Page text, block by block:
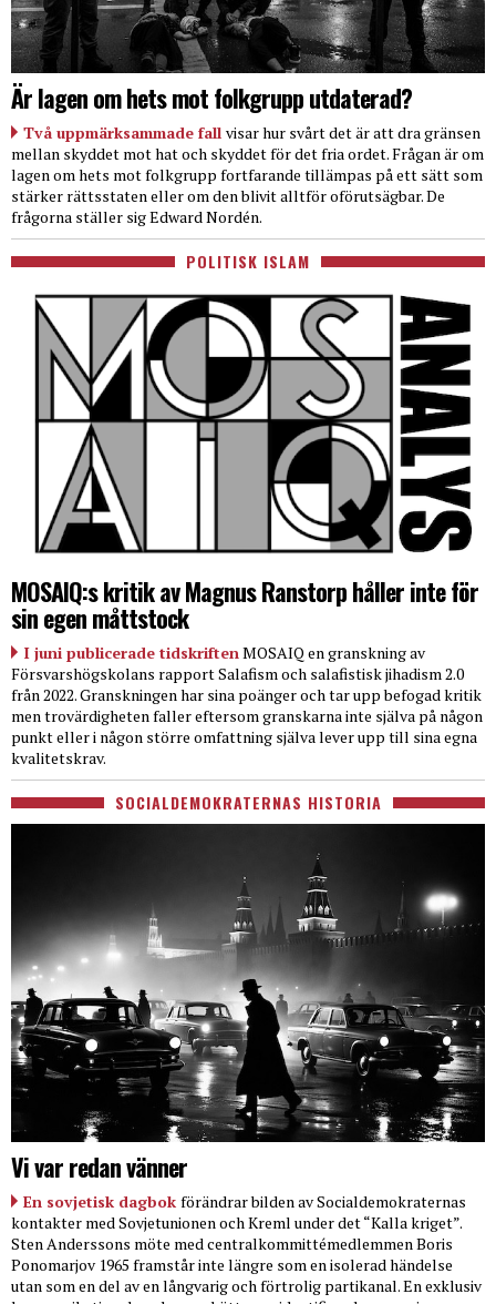
Är lagen om hets mot folkgrupp utdaterad?
Två uppmärksammade fall visar hur svårt det är att dra gränsen
mellan skyddet mot hat och skyddet för det fria ordet. Frågan är om
lagen om hets mot folkgrupp fortfarande tillämpas på ett sätt som
stärker rättsstaten eller om den blivit alltför oförutsägbar. De
frågorna ställer sig Edward Nordén.
POLITISK ISLAM
MOSAIQ:s kritik av Magnus Ranstorp håller inte för
sin egen måttstock
I juni publicerade tidskriften MOSAIQ en granskning av
Försvarshögskolans rapport Salafism och salafistisk jihadism 2.0
från 2022. Granskningen har sina poänger och tar upp befogad kritik
men trovärdigheten faller eftersom granskarna inte själva på någon
punkt eller i någon större omfattning själva lever upp till sina egna
kvalitetskrav.
SOCIALDEMOKRATERNAS HISTORIA
Vi var redan vänner
En sovjetisk dagbok förändrar bilden av Socialdemokraternas
kontakter med Sovjetunionen och Kreml under det “Kalla kriget”.
Sten Anderssons möte med centralkommittémedlemmen Boris
Ponomarjov 1965 framstår inte längre som en isolerad händelse
utan som en del av en långvarig och förtrolig partikanal. En exklusiv